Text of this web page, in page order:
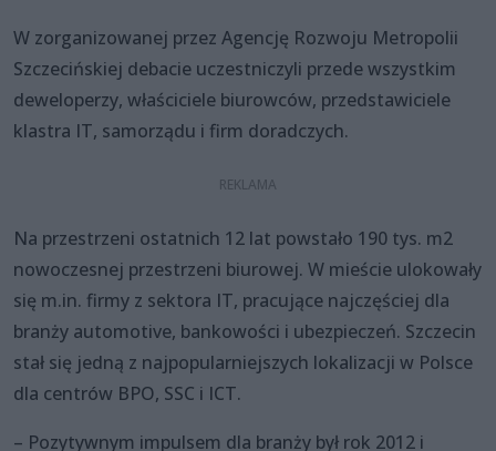
W zorganizowanej przez Agencję Rozwoju Metropolii
Szczecińskiej debacie uczestniczyli przede wszystkim
deweloperzy, właściciele biurowców, przedstawiciele
klastra IT, samorządu i firm doradczych.
Na przestrzeni ostatnich 12 lat powstało 190 tys. m2
nowoczesnej przestrzeni biurowej. W mieście ulokowały
się m.in. firmy z sektora IT, pracujące najczęściej dla
branży automotive, bankowości i ubezpieczeń. Szczecin
stał się jedną z najpopularniejszych lokalizacji w Polsce
dla centrów BPO, SSC i ICT.
– Pozytywnym impulsem dla branży był rok 2012 i